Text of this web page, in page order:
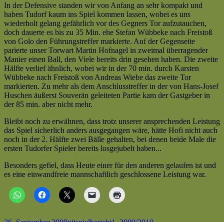
|
Kreisliga
A
Saison
2009/2010
—
Dank
unserer
Zweiten
und
In der Defensive standen wir von Anfang an sehr kompakt und
haben Tudorf kaum ins Spiel kommen lassen, wobei es uns
wiederholt gelang gefährlich vor des Gegners Tor aufzutauchen,
doch dauerte es bis zu 35 Min. ehe Stefan Wübbeke nach Freistoß
von Golo den Führungstreffer markierte. Auf der Gegenseite
parierte unser Torwart Martin Hofnagel in zweimal überragender
Manier einen Ball, den Viele bereits drin gesehen haben. Die zweite
Hälfte verlief ähnlich, wobei wir in der 70 min. durch Karsten
Wübbeke nach Freistoß von Andreas Wiebe das zweite Tor
markierten. Zu mehr als dem Anschlusstreffer in der von Hans-Josef
Huschen äußerst Souverän geleiteten Partie kam der Gastgeber in
der 85 min. aber nicht mehr.
Bleibt noch zu erwähnen, dass trotz unserer ansprechenden Leistung
das Spiel sicherlich anders ausgegangen wäre, hätte Hofi nicht auch
noch in der 2. Hälfte zwei Bälle gehalten, bei denen beide Male die
ersten Tudorfer Spieler bereits losgejubelt haben...
Besonders gefiel, dass Heute einer für den anderen gelaufen ist und
es eine einwandfreie mannschaftlich geschlossene Leistung war.